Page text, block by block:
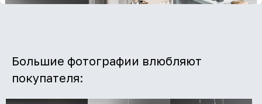
Большие фотографии влюбляют
покупателя: